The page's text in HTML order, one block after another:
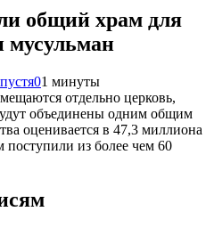
общий храм для
мусульман
01 минуты
отдельно церковь,
объединены одним общим
оценивается в 47,3 миллиона
из более чем 60